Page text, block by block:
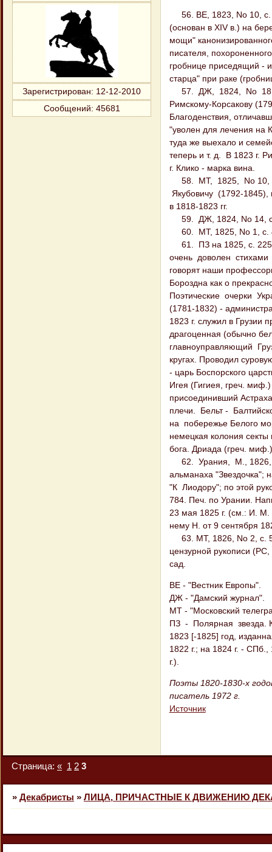
Зарегистрирован: 12-12-2010
Сообщений: 45681
56. BE, 1823, No 10, с.
(основан в XIV в.) на
мощи"
писателя,
гробнице приседящий -
старца" при раке
57. ДЖ, 1824, No 18,
Римскому-Корсакову
Благоденствия,
"уволен для лечения на
туда же выехало и
теперь и т. д. В 1823 г.
г. Клико - марка вина.
58. МТ, 1825, No 10, с.
Якубовичу (1792-1845),
в 1818-1823 гг.
59. ДЖ, 1824, No 14, с.
60. МТ, 1825, No 1, с.
61. ПЗ на 1825, с. 225.
очень доволен стихами
говорят наши
Бороздна как о
Поэтические очерки
(1781-1832) -
1823 г. служил в Грузии
драгоценная (обычно
главноуправляющий
кругах. Проводил
- царь Боспорского
Игея (Гигиея, греч.
присоединивший
плечи. Бельт -
на побережье Белого
немецкая колония
бога. Дриада (греч.
62. Урания, М., 1826, с.
альманаха "Звездочка";
"К Лиодору"; по этой
784. Печ. по Урании.
23 мая 1825 г. (см.: И. М.
нему Н. от 9 сентября
63. МТ, 1826, No 2, с.
цензурной рукописи
сад.
BE - "Вестник Европы".
ДЖ - "Дамский журнал".
МТ - "Московский
ПЗ - Полярная звезда.
1823 [-1825] год,
1822 г.; на 1824 г. -
г.).
Поэты 1820-1830-х
писатель 1972 г.
Источник
Страница: « 1 2 3
» Декабристы » ЛИЦА, ПРИЧАСТНЫЕ К ДВИЖЕНИЮ